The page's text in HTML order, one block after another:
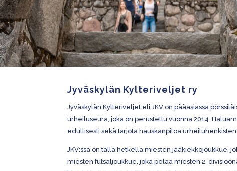
Jyväskylän Kylteriveljet ry
JyväskylänKylteriveljet eli JKV on pääasiassa
urheiluseura, joka on perustettu vuonna 2014.
edullisesti sekä tarjota hauskanpitoa
JKV:ssa on tällä hetkellä miesten jääkiekkojoukkue,
miesten futsaljoukkue, joka pelaa miesten 2.